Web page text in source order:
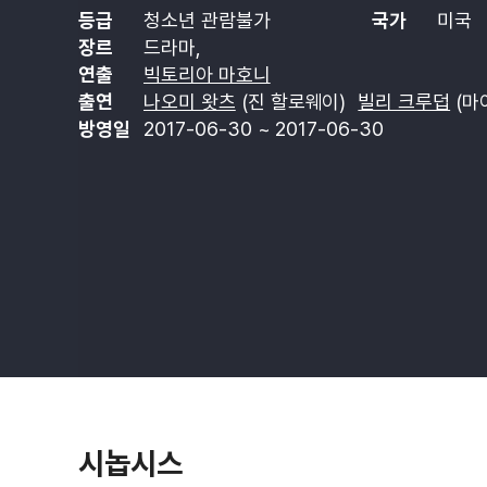
등급 청소년 관람불가 국가
미국
장르
드라마,
연출
빅토리아 마호니
출연
나오미 왓츠 (진 할로웨이) 빌리 크루덥 (마
방영일
2017-06-30 ~ 2017-06-30
시놉시스